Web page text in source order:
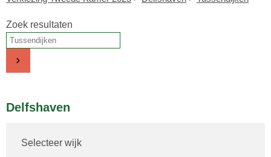
Zoek resultaten
Delfshaven
Selecteer wijk